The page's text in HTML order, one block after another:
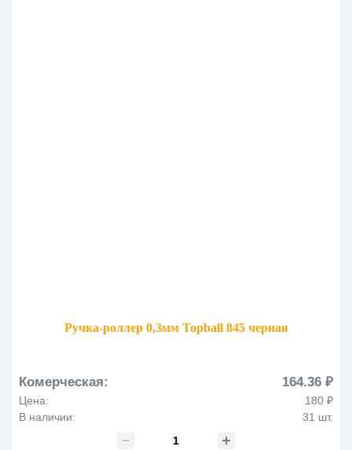
Ручка-роллер 0,3мм Topball 845 черная
Комерческая: 164.36 ₽
Цена:
180 ₽
В наличии:
31 шт.